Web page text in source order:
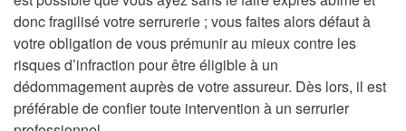
donc fragilisé votre serrurerie ; vous faites alors défaut à
votre obligation de vous prémunir au mieux contre les
risques d’infraction pour être éligible à un
dédommagement auprès de votre assureur. Dès lors, il est
préférable de confier toute intervention à un serrurier